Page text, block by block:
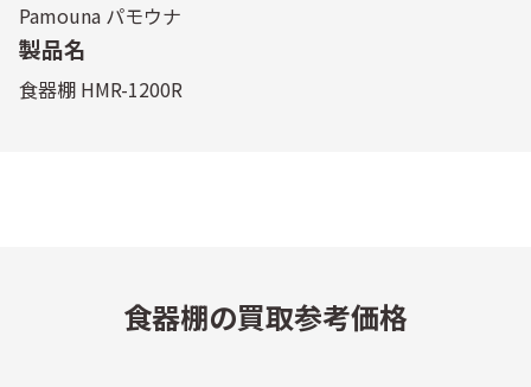
Pamouna パモウナ
製品名
食器棚 HMR-1200R
食器棚の買取参考価格